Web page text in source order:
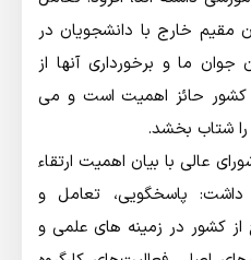
خارج با دانشجویان در
ما و برخورداری آنها از
کشور حائز اهمیت است و می
شتاب بخشد.
عالي با بیان اهمیت ارتقاء
داشت: پاسخگویی، تعامل و
از کشور در زمینه های علمی و